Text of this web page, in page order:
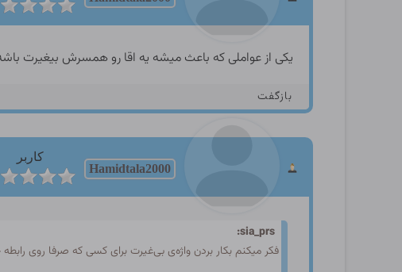
یکی از عواملی که باعث میشه یه اقا رو همسرش بیغیرت
بازگفت
Hamidtala2000
کاربر
sia_prs:
فکر میکنم بکار بردن واژه‌ی بی‌غیرت برای کسی که صرفا